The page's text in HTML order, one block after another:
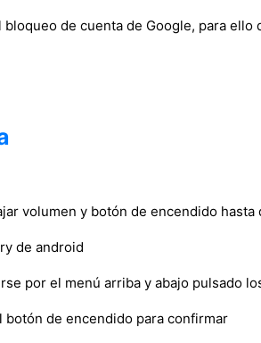
de cuenta de Google, para
volumen y botón de encendido hasta
de android
por el menú arriba y abajo pulsado
botón de encendido para confirmar